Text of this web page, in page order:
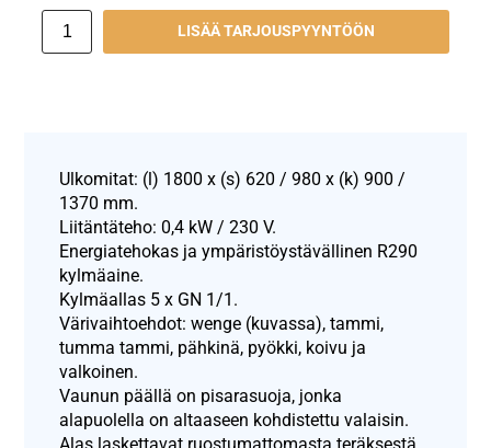
LISÄÄ TARJOUSPYYNTÖÖN
Ulkomitat: (l) 1800 x (s) 620 / 980 x (k) 900 /
1370 mm.
Liitäntäteho: 0,4 kW / 230 V.
Energiatehokas ja ympäristöystävällinen R290
kylmäaine.
Kylmäallas 5 x GN 1/1.
Värivaihtoehdot: wenge (kuvassa), tammi,
tumma tammi, pähkinä, pyökki, koivu ja
valkoinen.
Vaunun päällä on pisarasuoja, jonka
alapuolella on altaaseen kohdistettu valaisin.